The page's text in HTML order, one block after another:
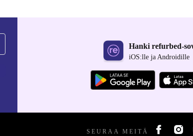
Hanki refurbed-
iOS:lle ja Androidille
SEURAA MEITÄ